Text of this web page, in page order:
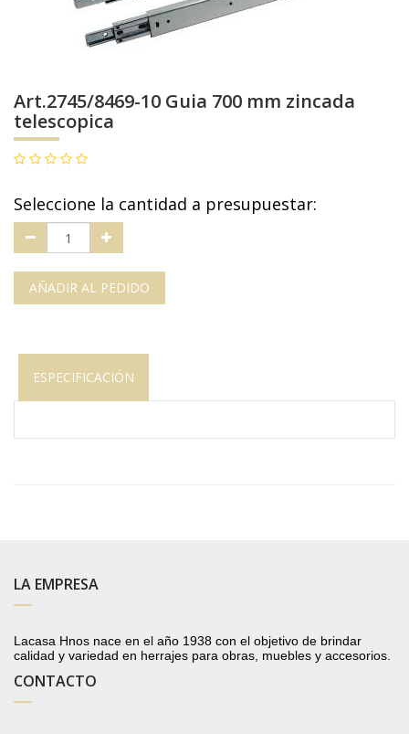
Art.2745/8469-10 Guia 700 mm zincada
telescopica
Seleccione la cantidad a presupuestar:
AÑADIR AL PEDIDO
ESPECIFICACIÓN
LA EMPRESA
Lacasa Hnos nace en el año 1938 con el objetivo de brindar
calidad y variedad en herrajes para obras, muebles y accesorios.
CONTACTO